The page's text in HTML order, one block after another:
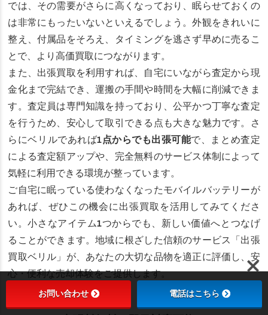
では、その需要がさらに高くなっており、眠らせておくの
は非常にもったいないといえるでしょう。外観をきれいに
整え、付属品をそろえ、タイミングを逃さず早めに売るこ
とで、より高価買取につながります。
また、出張買取を利用すれば、自宅にいながら査定から現
金化まで完結でき、運搬の手間や時間を大幅に削減できま
す。査定員は専門知識を持っており、公平かつ丁寧な査定
を行うため、安心して取引できる点も大きな魅力です。さ
らにベリルであれば1点からでも出張可能で、まとめ査定
による査定額アップや、完全無料のサービス体制によって
気軽に利用できる環境が整っています。
ご自宅に眠っている使わなくなったモバイルバッテリーが
あれば、ぜひこの機会に出張買取を活用してみてくださ
い。小さなアイテム1つからでも、新しい価値へとつなげ
ることができます。地域に根ざした信頼のサービス「出張
買取ベリル」が、あなたの大切な品物を適正に評価し、安
心・便利な売却体験をご提供します。
お問い合わせ 電話はこちら